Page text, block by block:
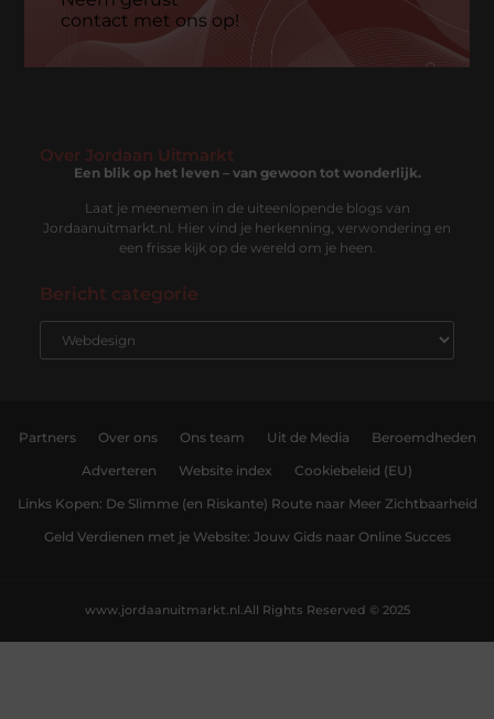
contact met ons op!
Over Jordaan Uitmarkt
Een blik op het leven – van gewoon tot wonderlijk.
Laat je meenemen in de uiteenlopende blogs van
Jordaanuitmarkt.nl. Hier vind je herkenning, verwondering en
een frisse kijk op de wereld om je heen.
Bericht categorie
Partners Over ons Ons team Uit de Media Beroemdheden
Adverteren Website index Cookiebeleid (EU)
Links Kopen: De Slimme (en Riskante) Route naar Meer Zichtbaarheid
Geld Verdienen met je Website: Jouw Gids naar Online Succes
All Rights Reserved © 2025
www.jordaanuitmarkt.nl.